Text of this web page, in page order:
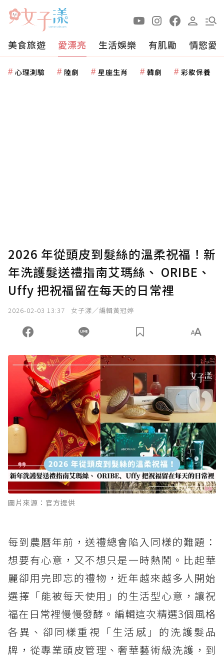
美食旅遊 愛漂亮 生活娛樂 有肌勵 情慾愛
心理測驗 陸劇 星座生肖 韓劇 彩妝保養
2026 年從頭皮到髮絲的溫柔祝福！新
年洗護髮送禮指南艾瑪絲、 ORIBE、
Uffy 把祝福留在每天的日常裡
2026-02-03 13:37 女子漾／編輯黃冠婷
圖片來源：官方提供
每到農曆年前，送禮總會陷入同樣的難題：
想要有心意，又不想只是一時熱鬧。比起華
麗卻用完即忘的禮物，近年越來越多人開始
選擇「能被每天使用」的生活型心意，讓祝
福在日常裡慢慢發酵。編輯這次精選3個風格
各異、卻同樣重視「生活感」的洗護髮品
牌，從專業頭皮管理、奢華藝術級洗護，到